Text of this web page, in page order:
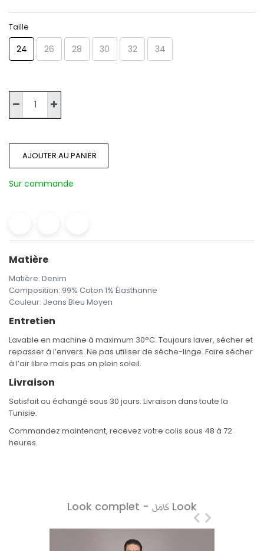
Taille
24 26 28 30 32 34
AJOUTER AU PANIER
Sur commande
Matière
Matière: Denim
Composition: 99% Coton 1% Élasthanne
Couleur: Jeans Bleu Moyen
Entretien
Lavable en machine à maximum 30°C. Toujours laver, sécher et
repasser à l’envers. Ne pas utiliser de sèche-linge. Faire sécher
à l’air libre mais pas en plein soleil.
Livraison
Satisfait ou échangé sous 30 jours. Livraison dans toute la
Tunisie.
Commandez maintenant, recevez votre colis sous 48 à 72
heures.
Look complet - كامل Look